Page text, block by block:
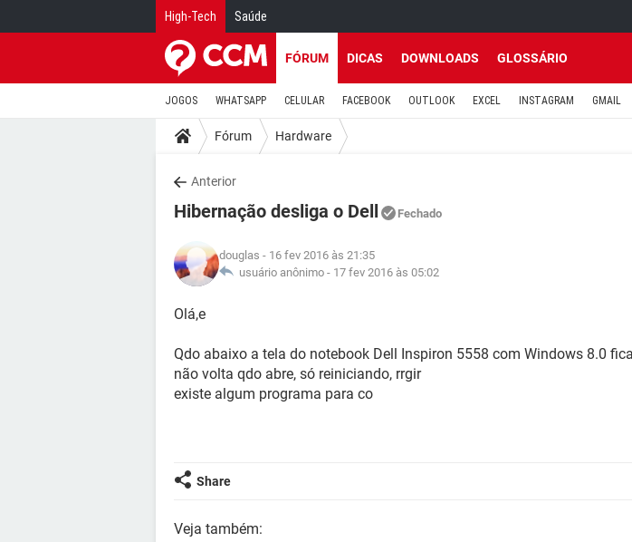
High-Tech Saúde
FÓRUM DICAS DOWNLOADS GLOSSÁRIO
JOGOS WHATSAPP CELULAR FACEBOOK OUTLOOK EXCEL INSTAGRAM GMAIL
Fórum Hardware
Anterior
Hibernação desliga o Dell Fechado
douglas - 16 fev 2016 às 21:35
usuário anônimo - 17 fev 2016 às 05:02
Olá,e
Qdo abaixo a tela do notebook Dell Inspiron 5558 com Windows 8.0
não volta qdo abre, só reiniciando, rrgir
existe algum programa para co
Share
Veja também: